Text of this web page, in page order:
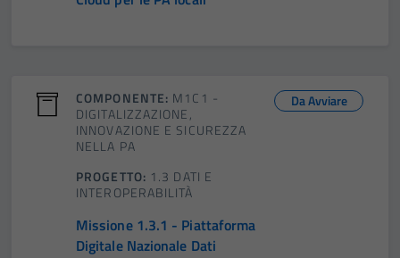
COMPONENTE: M1C1 -
DIGITALIZZAZIONE,
INNOVAZIONE E SICUREZZA
NELLA PA
PROGETTO: 1.3 DATI E
INTEROPERABILITÀ
Missione 1.3.1 - Piattaforma
Digitale Nazionale Dati
Da Avviare